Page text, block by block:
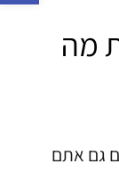
מה
גם אתם